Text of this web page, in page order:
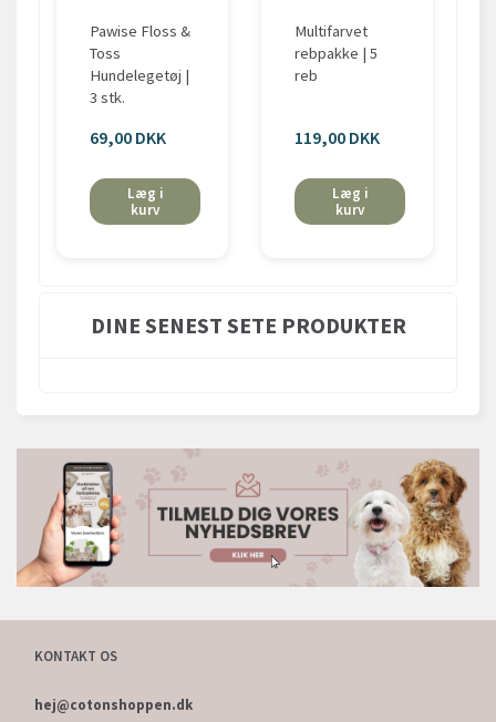
Pawise Floss &
Toss
Hundelegetøj |
3 stk.
69,00 DKK
Læg i
kurv
Multifarvet
rebpakke | 5
reb
119,00 DKK
Læg i
kurv
DINE SENEST SETE PRODUKTER
KONTAKT OS
hej@cotonshoppen.dk